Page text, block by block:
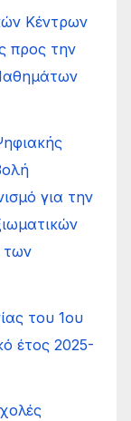
Κέντρων
προς την
για την
των
του 1ου
έτος 2025-